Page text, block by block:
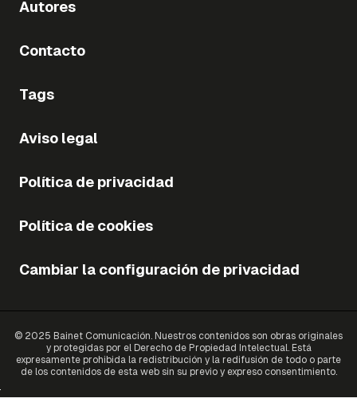
Autores
Contacto
Tags
Aviso legal
Política de privacidad
Política de cookies
Cambiar la configuración de privacidad
© 2025 Bainet Comunicación. Nuestros contenidos son obras originales
y protegidas por el Derecho de Propiedad Intelectual. Está
expresamente prohibida la redistribución y la redifusión de todo o parte
de los contenidos de esta web sin su previo y expreso consentimiento.